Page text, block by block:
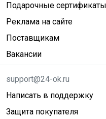
Подарочные сертификаты
Реклама на сайте
Поставщикам
Вакансии
support@24-ok.ru
Написать в поддержку
Защита покупателя